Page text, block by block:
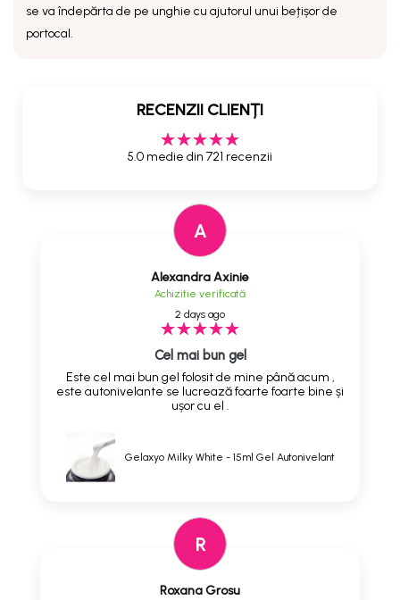
se va îndepărta de pe unghie cu ajutorul unui bețișor de
portocal.
RECENZII CLIENȚI
5.0 medie din 721 recenzii
A
Alexandra Axinie
Achizitie verificată
2 days ago
Cel mai bun gel
Este cel mai bun gel folosit de mine până acum ,
este autonivelante se lucrează foarte foarte bine și
ușor cu el .
Gelaxyo Milky White - 15ml Gel Autonivelant
R
Roxana Grosu